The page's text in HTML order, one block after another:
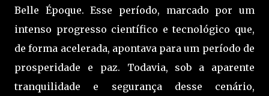
Belle Époque. Esse período, marcado por um
intenso progresso científico e tecnológico que,
de forma acelerada, apontava para um período de
prosperidade e paz. Todavia, sob a aparente
tranquilidade e segurança desse cenário,